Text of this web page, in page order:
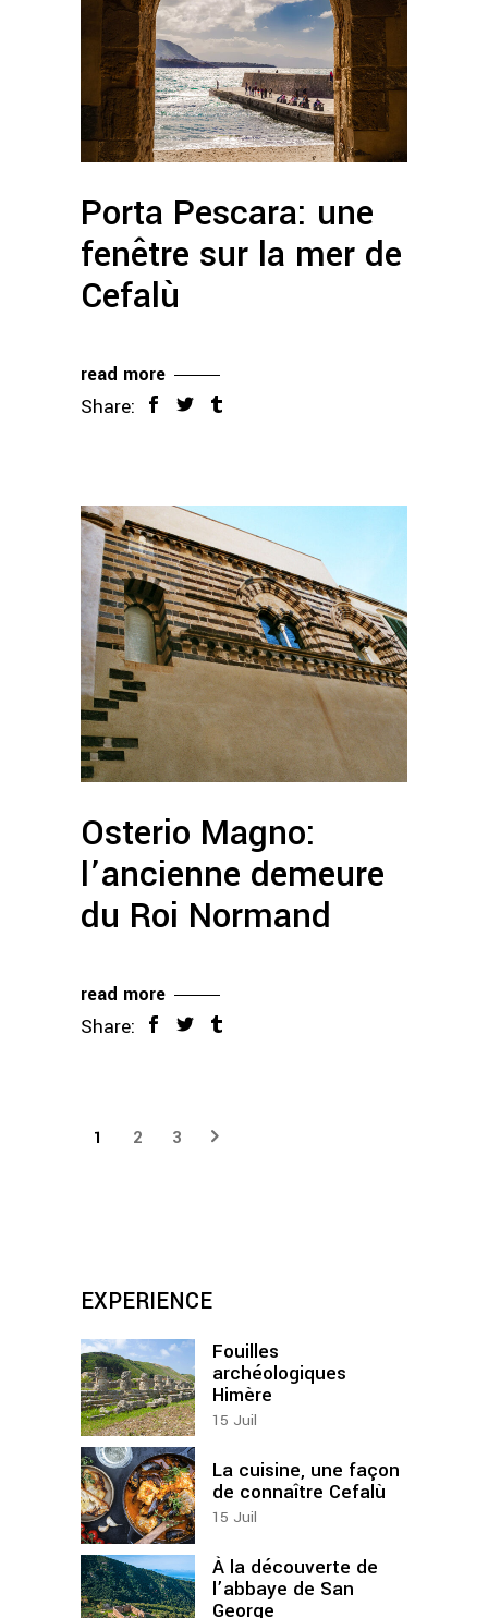
Porta Pescara: une
fenêtre sur la mer de
Cefalù
read more
Share:
Osterio Magno:
l’ancienne demeure
du Roi Normand
read more
Share:
1 2 3
EXPERIENCE
Fouilles
archéologiques
Himère
15 Juil
La cuisine, une façon
de connaître Cefalù
15 Juil
À la découverte de
l’abbaye de San
George